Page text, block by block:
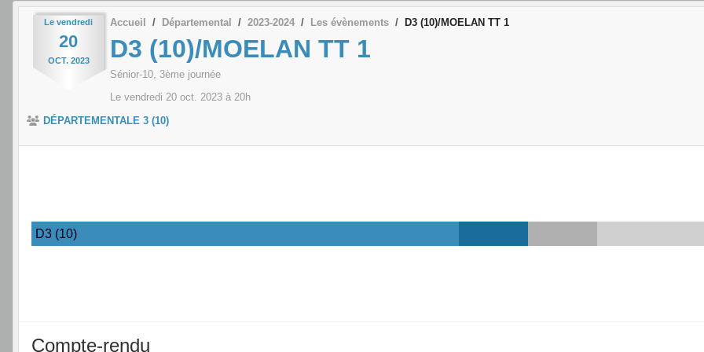
Le vendredi
20
OCT. 2023
Accueil Départemental 2023-2024 Les évènements D3 (10)/MOELAN TT 1
D3 (10)/MOELAN TT 1
Sénior-10, 3ème journée
Le vendredi 20 oct. 2023 à 20h
DÉPARTEMENTALE 3 (10)
D3 (10)
Compte-rendu